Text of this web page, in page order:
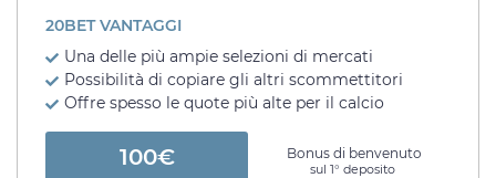
20BET VANTAGGI
Una delle più ampie selezioni di mercati
Possibilità di copiare gli altri scommettitori
Offre spesso le quote più alte per il calcio
100€ Bonus di benvenuto
sul 1° deposito